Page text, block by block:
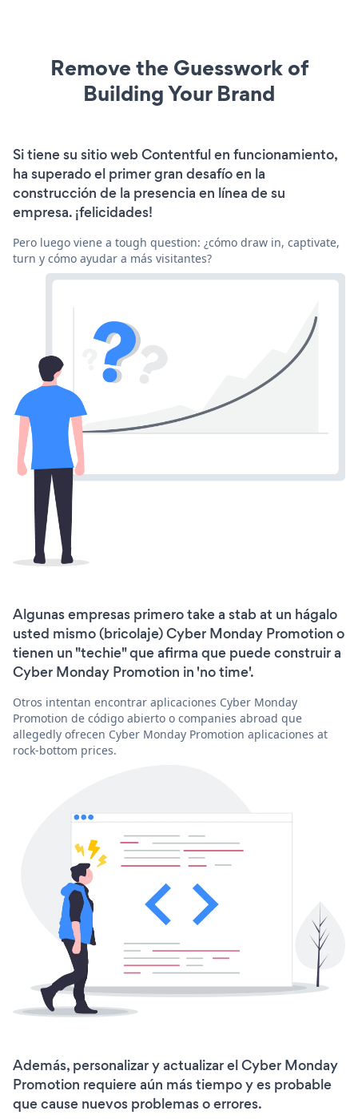
Remove the Guesswork of
Building Your Brand
Si tiene su sitio web Contentful en funcionamiento,
ha superado el primer gran desafío en la
construcción de la presencia en línea de su
empresa. ¡felicidades!
Pero luego viene a tough question: ¿cómo draw in, captivate,
turn y cómo ayudar a más visitantes?
Algunas empresas primero take a stab at un hágalo
usted mismo (bricolaje) Cyber Monday Promotion o
tienen un "techie" que afirma que puede construir a
Cyber Monday Promotion in 'no time'.
Otros intentan encontrar aplicaciones Cyber Monday
Promotion de código abierto o companies abroad que
allegedly ofrecen Cyber Monday Promotion aplicaciones at
rock-bottom prices.
Además, personalizar y actualizar el Cyber Monday
Promotion requiere aún más tiempo y es probable
que cause nuevos problemas o errores.